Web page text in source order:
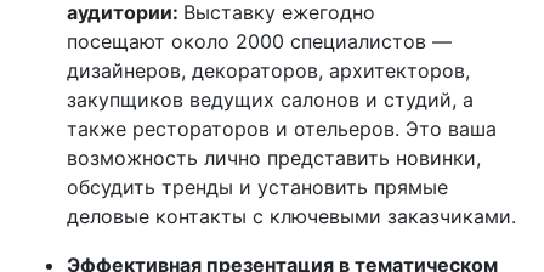
аудитории: Выставку ежегодно
посещают около 2000 специалистов —
дизайнеров, декораторов, архитекторов,
закупщиков ведущих салонов и студий, а
также рестораторов и отельеров. Это ваша
возможность лично представить новинки,
обсудить тренды и установить прямые
деловые контакты с ключевыми заказчиками.
Эффективная презентация в тематическом